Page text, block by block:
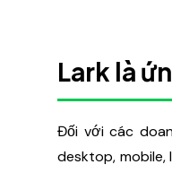
Lark là
Đối với các
desktop,